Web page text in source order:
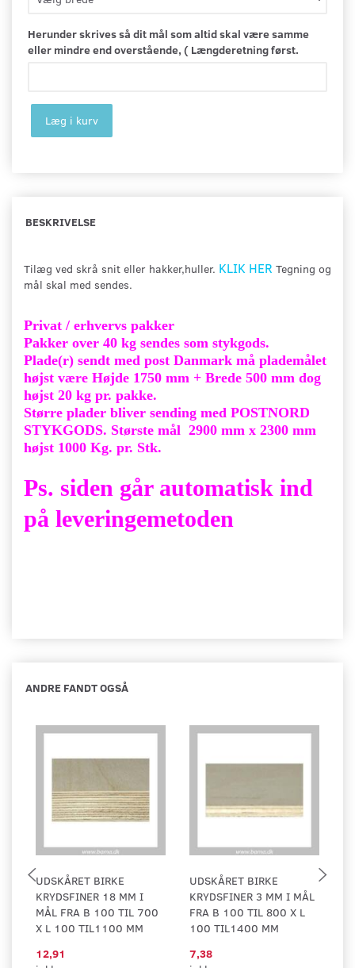
Herunder skrives så dit mål som altid skal være samme
eller mindre end overstående, ( Længderetning først.
Læg i kurv
BESKRIVELSE
Tilæg ved skrå snit eller hakker,huller. KLIK HER Tegning og
mål skal med sendes.
Privat / erhvervs pakker
Pakker over 40 kg sendes som stykgods.
Plade(r) sendt med post Danmark må plademålet
højst være Højde 1750 mm + Brede 500 mm dog
højst 20 kg pr. pakke.
Større plader bliver sending med POSTNORD
STYKGODS. Største mål 2900 mm x 2300 mm
højst 1000 Kg. pr. Stk.
Ps. siden går automatisk ind
på leveringemetoden
ANDRE FANDT OGSÅ
UDSKÅRET BIRKE
KRYDSFINER 18 MM I
MÅL FRA B 100 TIL 700
X L 100 TIL1100 MM
12,91
UDSKÅRET BIRKE
KRYDSFINER 3 MM I MÅL
FRA B 100 TIL 800 X L
100 TIL1400 MM
7,38